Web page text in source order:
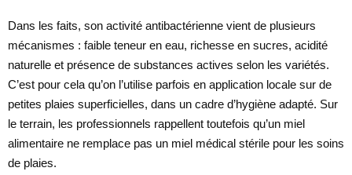
Dans les faits, son activité antibactérienne vient de plusieurs
mécanismes : faible teneur en eau, richesse en sucres, acidité
naturelle et présence de substances actives selon les variétés.
C’est pour cela qu’on l’utilise parfois en application locale sur de
petites plaies superficielles, dans un cadre d’hygiène adapté. Sur
le terrain, les professionnels rappellent toutefois qu’un miel
alimentaire ne remplace pas un miel médical stérile pour les soins
de plaies.